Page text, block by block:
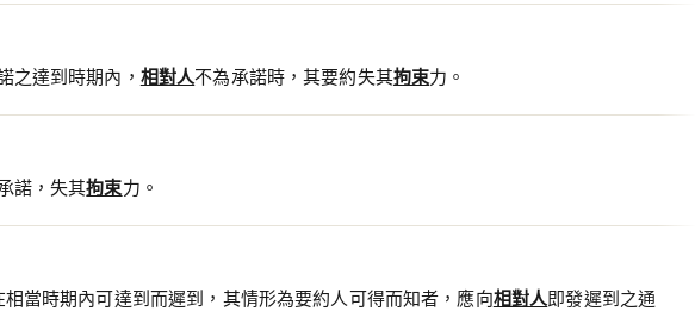
之達到時期內， 相對人不為承諾時，其要約失其拘束力。
諾，失其拘束力。
當時期內可達到而遲到，其情形為要約人可得而知者，應向相對人即發遲到之通